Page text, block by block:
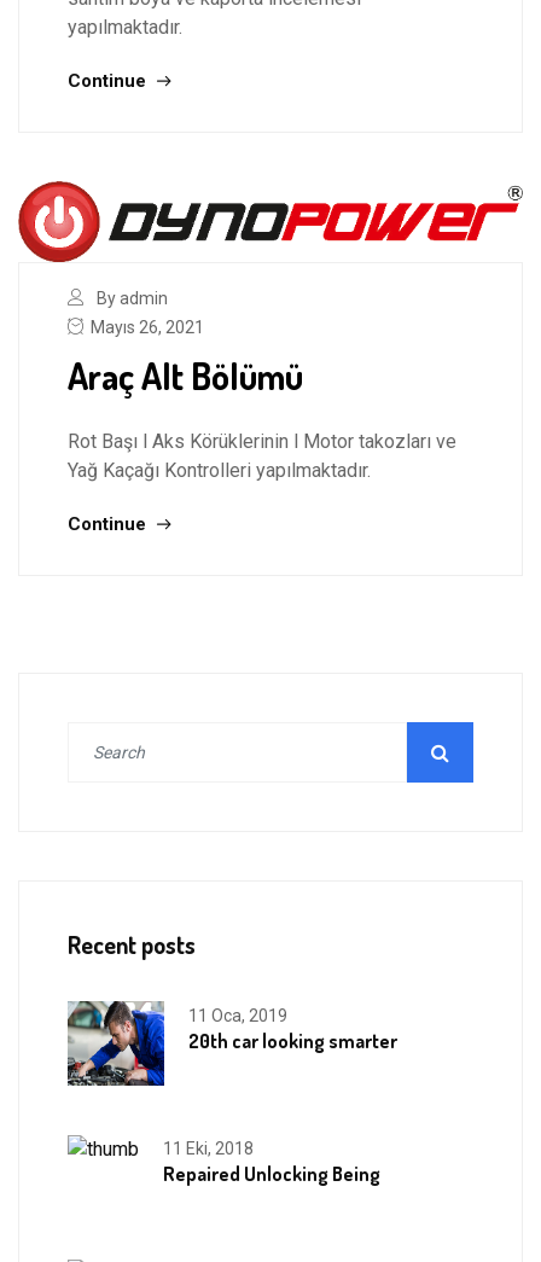
yapılmaktadır.
Continue
By admin
Mayıs 26, 2021
Araç Alt Bölümü
Rot Başı l Aks Körüklerinin l Motor takozları ve
Yağ Kaçağı Kontrolleri yapılmaktadır.
Continue
Recent posts
11 Oca, 2019
20th car looking smarter
11 Eki, 2018
Repaired Unlocking Being